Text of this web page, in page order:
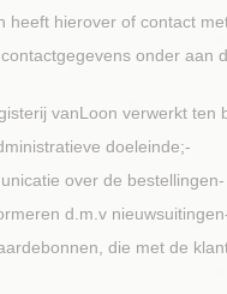
heeft hierover of contact
onder aan
vanLoon verwerkt
doeleinde;-
over de
d.m.v
die met de